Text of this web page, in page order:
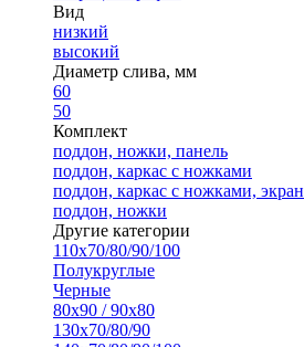
Вид
низкий
высокий
Диаметр слива, мм
60
50
Комплект
поддон, ножки, панель
поддон, каркас с ножками
поддон, каркас с ножками, экран
поддон, ножки
Другие категории
110х70/80/90/100
Полукруглые
Черные
80х90 / 90х80
130х70/80/90